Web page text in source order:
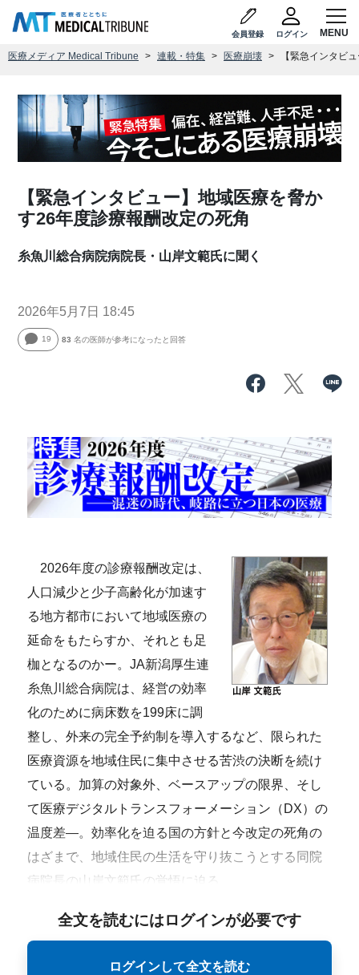
会員登録 ログイン
医療メディア Medical Tribune 連載・特集 医療崩壊 【緊急インタビ
【緊急インタビュー】地域医療を脅か
す26年度診療報酬改定の死角
糸魚川総合病院病院長・山岸文範氏に聞く
2026年5月7日 18:45
19 83 名の医師が参考になったと回答
2026年度の診療報酬改定は、
人口減少と少子高齢化が加速す
る地方都市において地域医療の
延命をもたらすか、それとも足
枷となるのかー。JA新潟厚生連
糸魚川総合病院は、経営の効率
化のために病床数を199床に調
整し、外来の完全予約制を導入するなど、限られた
医療資源を地域住民に集中させる苦渋の決断を続け
ている。加算の対象外、ベースアップの限界、そし
て医療デジタルトランスフォーメーション（DX）の
温度差―。効率化を迫る国の方針と今改定の死角の
はざまで、地域住民の生活を守り抜こうとする同院
病院長の山岸文範氏の覚悟に迫る。
全文を読むにはログインが必要です
ログインして全文を読む